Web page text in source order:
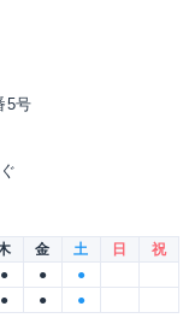
5号
金 土 日
祝
● ●
●
● ● ●